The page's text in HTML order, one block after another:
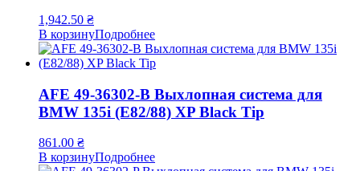
1,942.50 ₴
В корзинуПодробнее
AFE 49-36302-B Выхлопная система для
BMW 135i (E82/88) XP Black Tip
861.00 ₴
В корзинуПодробнее